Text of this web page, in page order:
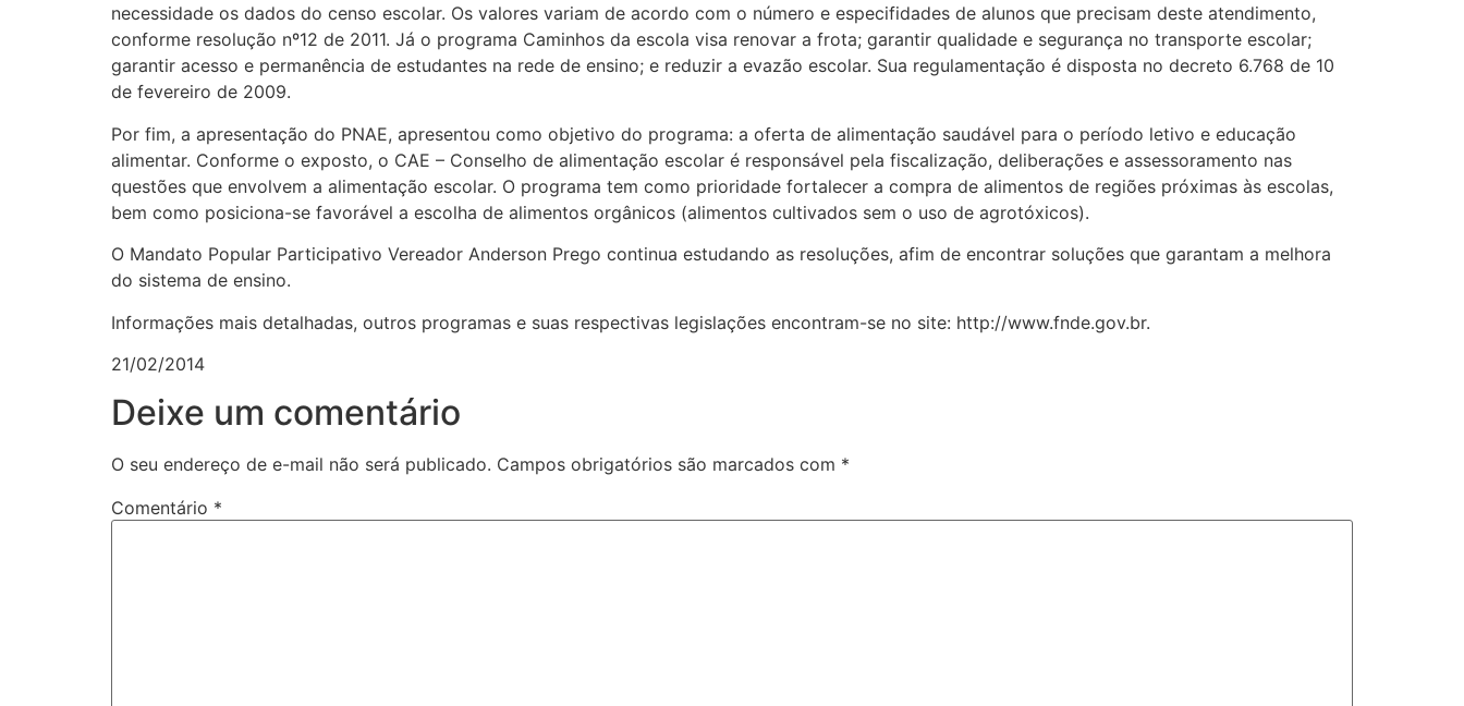
necessidade os dados do censo escolar. Os valores variam de acordo com o número e especifidades de alunos que precisam deste atendimento,
conforme resolução nº12 de 2011. Já o programa Caminhos da escola visa renovar a frota; garantir qualidade e segurança no transporte escolar;
garantir acesso e permanência de estudantes na rede de ensino; e reduzir a evazão escolar. Sua regulamentação é disposta no decreto 6.768 de 10
de fevereiro de 2009.
Por fim, a apresentação do PNAE, apresentou como objetivo do programa: a oferta de alimentação saudável para o período letivo e educação
alimentar. Conforme o exposto, o CAE – Conselho de alimentação escolar é responsável pela fiscalização, deliberações e assessoramento nas
questões que envolvem a alimentação escolar. O programa tem como prioridade fortalecer a compra de alimentos de regiões próximas às escolas,
bem como posiciona-se favorável a escolha de alimentos orgânicos (alimentos cultivados sem o uso de agrotóxicos).
O Mandato Popular Participativo Vereador Anderson Prego continua estudando as resoluções, afim de encontrar soluções que garantam a melhora
do sistema de ensino.
Informações mais detalhadas, outros programas e suas respectivas legislações encontram-se no site: http://www.fnde.gov.br.
21/02/2014
Deixe um comentário
O seu endereço de e-mail não será publicado. Campos obrigatórios são marcados com *
Comentário *